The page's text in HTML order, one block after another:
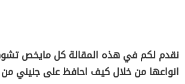
نقدم لكم في هذه المقالة كل مايخص
انواعها من خلال كيف احافظ على جنيني